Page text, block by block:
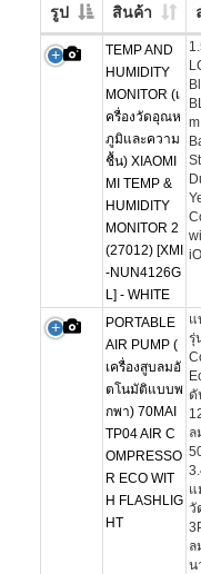
รูป
สินค้า
TEMP AND
HUMIDITY
MONITOR (เ
ครื่องวัดอุณห
ภูมิและความ
ชื้น) XIAOMI
MI TEMP &
HUMIDITY
MONITOR 2
(27012) [XMI
-NUN4126G
L] - WHITE
PORTABLE
AIR PUMP (
เครื่องสูบลมอั
ตโนมัติแบบพ
กพา) 70MAI
TP04 AIR C
OMPRESSO
R ECO WIT
H FLASHLIG
HT
แ
รุ่
ดั
ล
แ
วั
ล
น